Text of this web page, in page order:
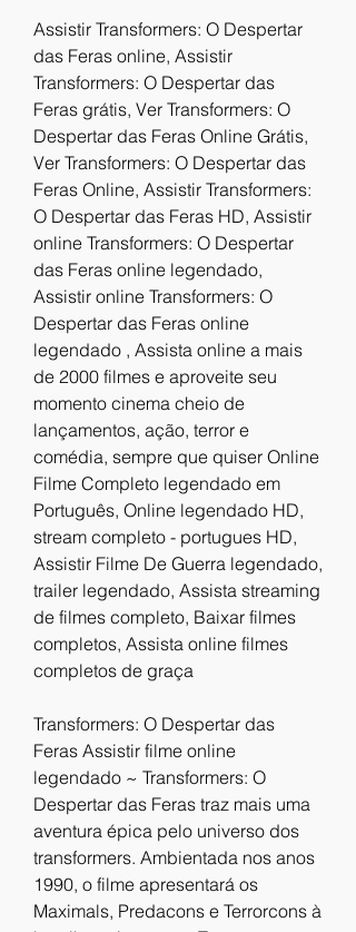
Assistir Transformers: O Despertar
das Feras online, Assistir
Transformers: O Despertar das
Feras grátis, Ver Transformers: O
Despertar das Feras Online Grátis,
Ver Transformers: O Despertar das
Feras Online, Assistir Transformers:
O Despertar das Feras HD, Assistir
online Transformers: O Despertar
das Feras online legendado,
Assistir online Transformers: O
Despertar das Feras online
legendado , Assista online a mais
de 2000 filmes e aproveite seu
momento cinema cheio de
lançamentos, ação, terror e
comédia, sempre que quiser Online
Filme Completo legendado em
Português, Online legendado HD,
stream completo - portugues HD,
Assistir Filme De Guerra legendado,
trailer legendado, Assista streaming
de filmes completo, Baixar filmes
completos, Assista online filmes
completos de graça
Transformers: O Despertar das
Feras Assistir filme online
legendado ~ Transformers: O
Despertar das Feras traz mais uma
aventura épica pelo universo dos
transformers. Ambientada nos anos
1990, o filme apresentará os
Maximals, Predacons e Terrorcons à